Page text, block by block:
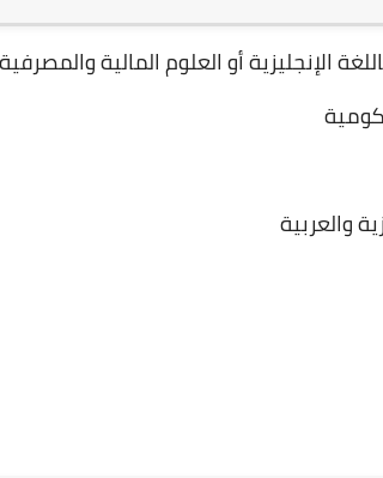
الإنجليزية أو العلوم المالية والمصرفية
والعربية